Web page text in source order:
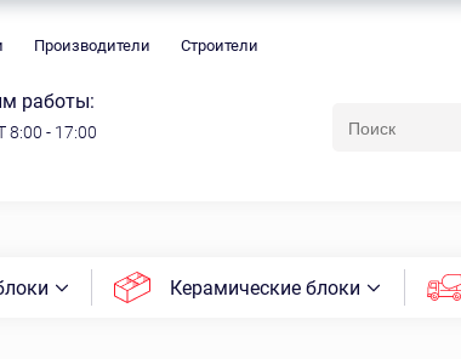
Производители Строители
работы:
8:00 - 17:00
Керамические блоки